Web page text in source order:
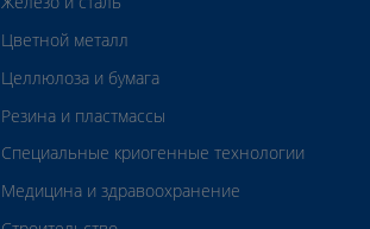
Цветной металл
Целлюлоза и бумага
Резина и пластмассы
Специальные криогенные технологии
Медицина и здравоохранение